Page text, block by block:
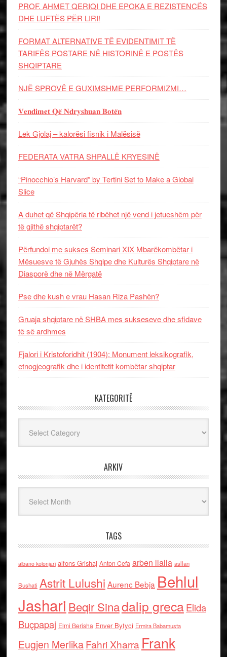
PROF. AHMET QERIQI DHE EPOKA E REZISTENCЁS
DHE LUFTЁS PЁR LIRI!
FORMAT ALTERNATIVE TË EVIDENTIMIT TË
TARIFËS POSTARE NË HISTORINË E POSTËS
SHQIPTARE
NJË SPROVË E GUXIMSHME PERFORMIZMI…
𝐕𝐞𝐧𝐝𝐢𝐦𝐞𝐭 𝐐𝐞̈ 𝐍𝐝𝐫𝐲𝐬𝐡𝐮𝐚𝐧 𝐁𝐨𝐭𝐞̈𝐧
Lek Gjolaj – kalorësi fisnik i Malësisë
FEDERATA VATRA SHPALLË KRYESINË
“Pinocchio’s Harvard” by Tertini Set to Make a Global
Slice
A duhet që Shqipëria të ribëhet një vend i jetueshëm për
të gjithë shqiptarët?
Përfundoi me sukses Seminari XIX Mbarëkombëtar i
Mësuesve të Gjuhës Shqipe dhe Kulturës Shqiptare në
Diasporë dhe në Mërgatë
Pse dhe kush e vrau Hasan Riza Pashën?
Gruaja shqiptare në SHBA mes sukseseve dhe sfidave
të së ardhmes
Fjalori i Kristoforidhit (1904): Monument leksikografik,
etnogjeografik dhe i identitetit kombëtar shqiptar
KATEGORITË
ARKIV
TAGS
albano kolonjari alfons Grishaj Anton Cefa arben llalla asllan
Bushati Astrit Lulushi Aurenc Bebja Behlul
Jashari Beqir Sinadalip grecaElida
Buçpapaj Elmi Berisha Enver Bytyci Ermira Babamusta
Eugjen MerlikaFahri Xharra Frank